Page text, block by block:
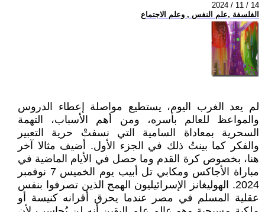
2024 / 11 / 14
الفلسفة ,علم النفس , وعلم الاجتماع
لم يعد الغرب اليوم، يستطيع مواصلة إعطاء الدروس
والمواعظ للعالم بأسره، ومن أهم الأسباب، التهمة
السحرية بمعاداة السامية التي نسفتْ حرية التعبير
والفكر كما بينتُ ذلك في الجزء الأول. أضيف مثالا آخر
هنا، بخصوص كرة القدم وما حصل في الأيام الماضية في
مباراة الأجاكس ومكابي تل أبيب يوم الخميس 7 نوفمبر
2024. الهوليغانز الإسرائيليون الهمج الذين تصرفوا بنفس
عقلية المسلم في مصر عندما يحرق أقرانه كنيسة أو